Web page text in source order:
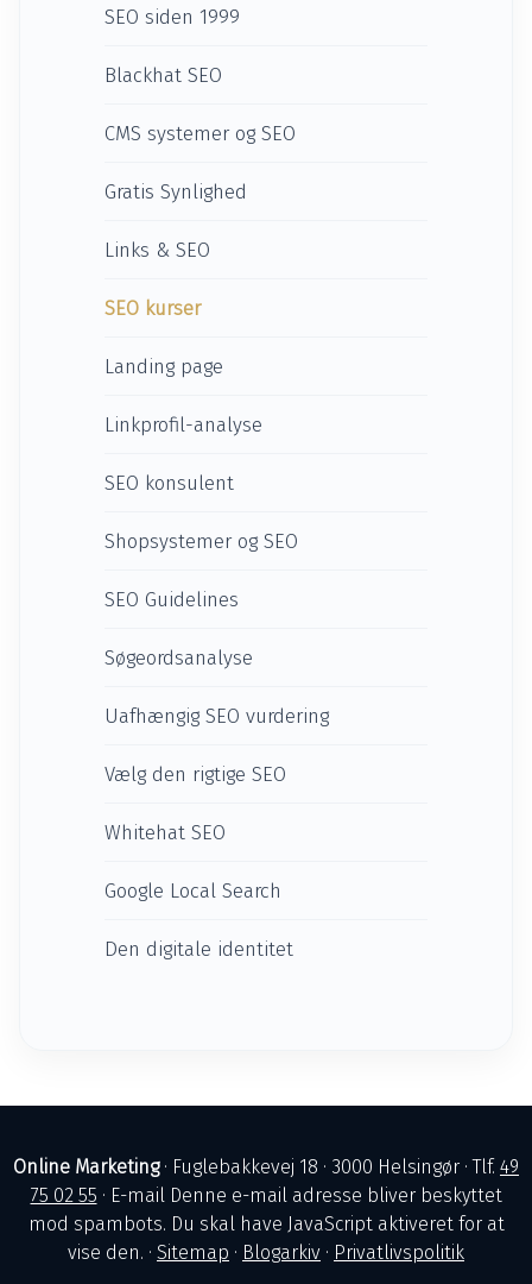
SEO siden 1999
Blackhat SEO
CMS systemer og SEO
Gratis Synlighed
Links & SEO
SEO kurser
Landing page
Linkprofil-analyse
SEO konsulent
Shopsystemer og SEO
SEO Guidelines
Søgeordsanalyse
Uafhængig SEO vurdering
Vælg den rigtige SEO
Whitehat SEO
Google Local Search
Den digitale identitet
Online Marketing· Fuglebakkevej 18 · 3000 Helsingør · Tlf. 49
75 02 55 · E-mail Denne e-mail adresse bliver beskyttet
mod spambots. Du skal have JavaScript aktiveret for at
vise den. · Sitemap · Blogarkiv · Privatlivspolitik